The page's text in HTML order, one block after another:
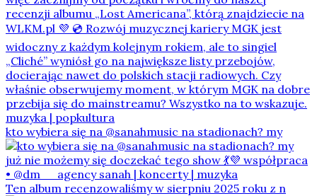
kto wybiera się na @sanahmusic na stadionach? my
Ten album recenzowaliśmy w sierpniu 2025 roku z n